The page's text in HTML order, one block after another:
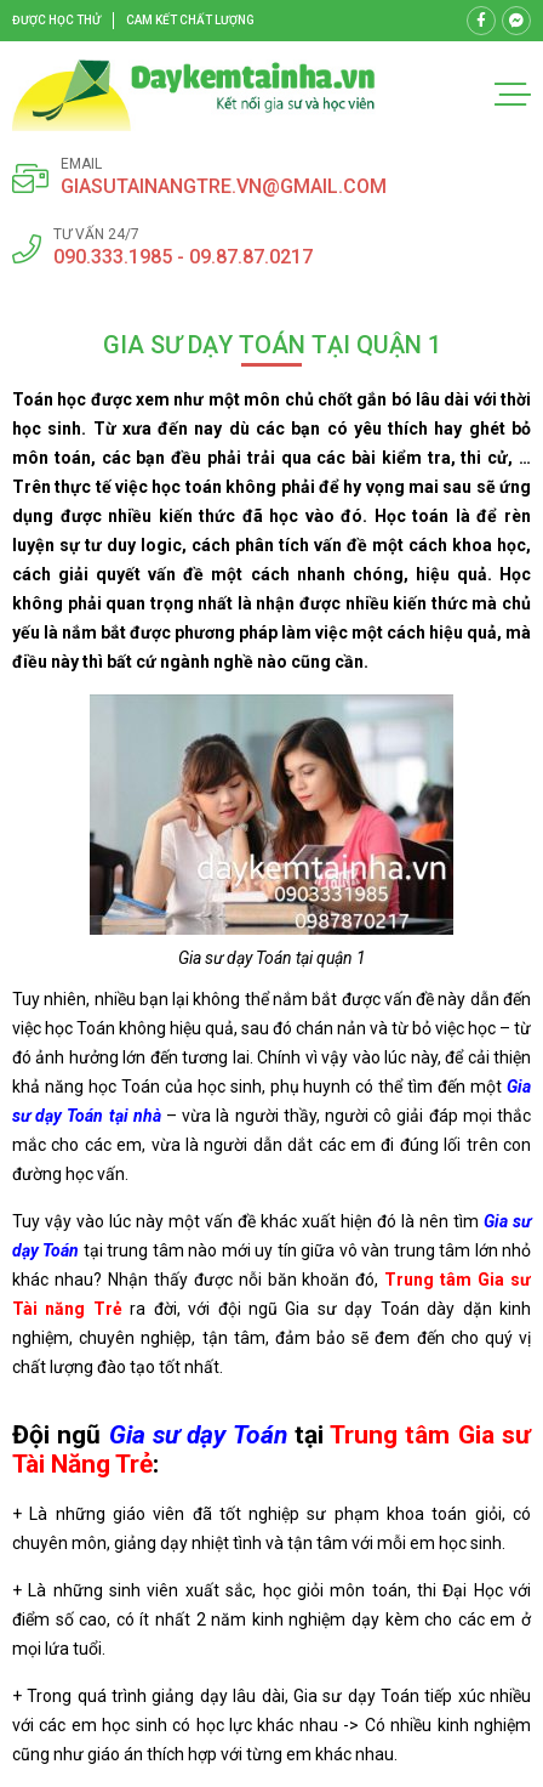
ĐƯỢC HỌC THỬ CAM KẾT CHẤT LƯỢNG
EMAIL
GIASUTAINANGTRE.VN@GMAIL.COM
TƯ VẤN 24/7
090.333.1985 - 09.87.87.0217
GIA SƯ DẠY TOÁN TẠI QUẬN 1
Toán học được xem như một môn chủ chốt gắn bó lâu dài với thời
học sinh. Từ xưa đến nay dù các bạn có yêu thích hay ghét bỏ
môn toán, các bạn đều phải trải qua các bài kiểm tra, thi cử, …
Trên thực tế việc học toán không phải để hy vọng mai sau sẽ ứng
dụng được nhiều kiến thức đã học vào đó. Học toán là để rèn
luyện sự tư duy logic, cách phân tích vấn đề một cách khoa học,
cách giải quyết vấn đề một cách nhanh chóng, hiệu quả. Học
không phải quan trọng nhất là nhận được nhiều kiến thức mà chủ
yếu là nắm bắt được phương pháp làm việc một cách hiệu quả, mà
điều này thì bất cứ ngành nghề nào cũng cần.
Gia sư dạy Toán tại quận 1
Tuy nhiên, nhiều bạn lại không thể nắm bắt được vấn đề này dẫn đến
việc học Toán không hiệu quả, sau đó chán nản và từ bỏ việc học – từ
đó ảnh hưởng lớn đến tương lai. Chính vì vậy vào lúc này, để cải thiện
khả năng học Toán của học sinh, phụ huynh có thể tìm đến một Gia
sư dạy Toán tại nhà– vừa là người thầy, người cô giải đáp mọi thắc
mắc cho các em, vừa là người dẫn dắt các em đi đúng lối trên con
đường học vấn.
Tuy vậy vào lúc này một vấn đề khác xuất hiện đó là nên tìm Gia sư
dạy Toán tại trung tâm nào mới uy tín giữa vô vàn trung tâm lớn nhỏ
khác nhau? Nhận thấy được nỗi băn khoăn đó, Trung tâm Gia sư
Tài năng Trẻra đời, với đội ngũ Gia sư dạy Toán dày dặn kinh
nghiệm, chuyên nghiệp, tận tâm, đảm bảo sẽ đem đến cho quý vị
chất lượng đào tạo tốt nhất.
Đội ngũ Gia sư dạy ToántạiTrung tâm Gia sư
Tài Năng Trẻ:
+ Là những giáo viên đã tốt nghiệp sư phạm khoa toán giỏi, có
chuyên môn, giảng dạy nhiệt tình và tận tâm với mỗi em học sinh.
+ Là những sinh viên xuất sắc, học giỏi môn toán, thi Đại Học với
điểm số cao, có ít nhất 2 năm kinh nghiệm dạy kèm cho các em ở
mọi lứa tuổi.
+ Trong quá trình giảng dạy lâu dài, Gia sư dạy Toán tiếp xúc nhiều
với các em học sinh có học lực khác nhau -> Có nhiều kinh nghiệm
cũng như giáo án thích hợp với từng em khác nhau.